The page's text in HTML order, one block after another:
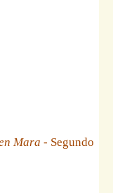
Mara - Segundo